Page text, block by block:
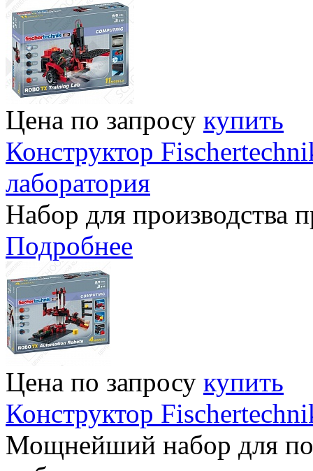
Цена по запросу купить
Конструктор
лаборатория
Набор для производства
Подробнее
Цена по запросу купить
Конструктор
Мощнейший набор для